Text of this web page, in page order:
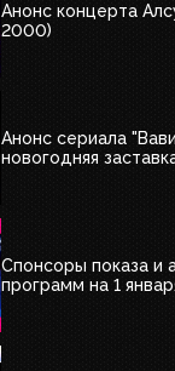
Анонс концерта
2000)
Анонс сериала
новогодняя
Спонсоры показа и
программ на 1